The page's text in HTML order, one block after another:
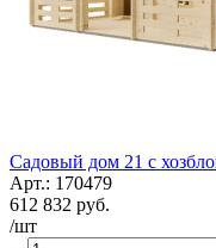
Садовый дом 21 с
Арт.: 170479
612 832 руб.
/шт